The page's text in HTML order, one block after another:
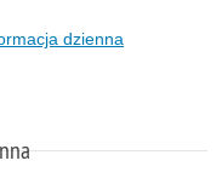
dzienna